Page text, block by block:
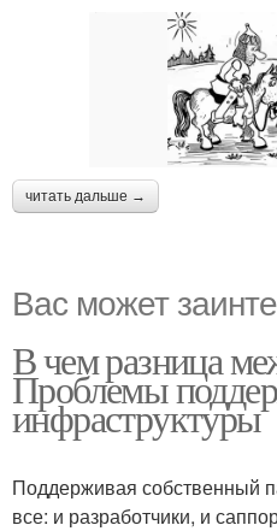
читать дальше →
Вас может
В чем разница
Проблемы
инфраструктуры
Поддерживая собственный
все: и разработчики, и